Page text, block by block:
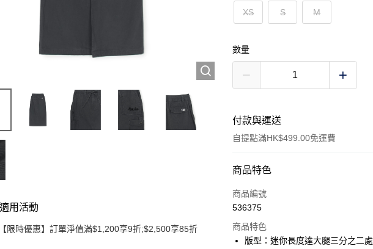
用活動
限時優惠】訂單淨值滿$1,200享9折;$2,500享85折
XS S M
數量
付款與運送
自提點滿HK$499.00免運費
付款方式
信用卡
Google Pay
商品特色
商品編號
536375
商品特色
版型：迷你長度達大腿三分之二處